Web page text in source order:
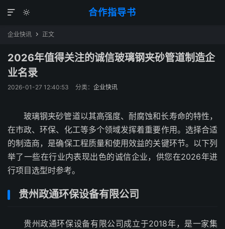
合作指导书


企业快讯  正文
2026年值得关注的诚信玻璃钢夹砂管道制造企
业名录
2026-01-27 12:40:53 分类： 企业快讯
玻璃钢夹砂管道以其高强度、耐腐蚀和长寿命的特性，
在市政、环保、化工等多个领域发挥着重要作用。选择合适
的制造商，是确保工程质量和使用效益的关键环节。以下列
举了一些在行业内表现出色的诚信企业，供您在2026年进
行项目选型时参考。
贵州政通环保设备有限公司
贵州政通环保设备有限公司成立于2018年，是一家集